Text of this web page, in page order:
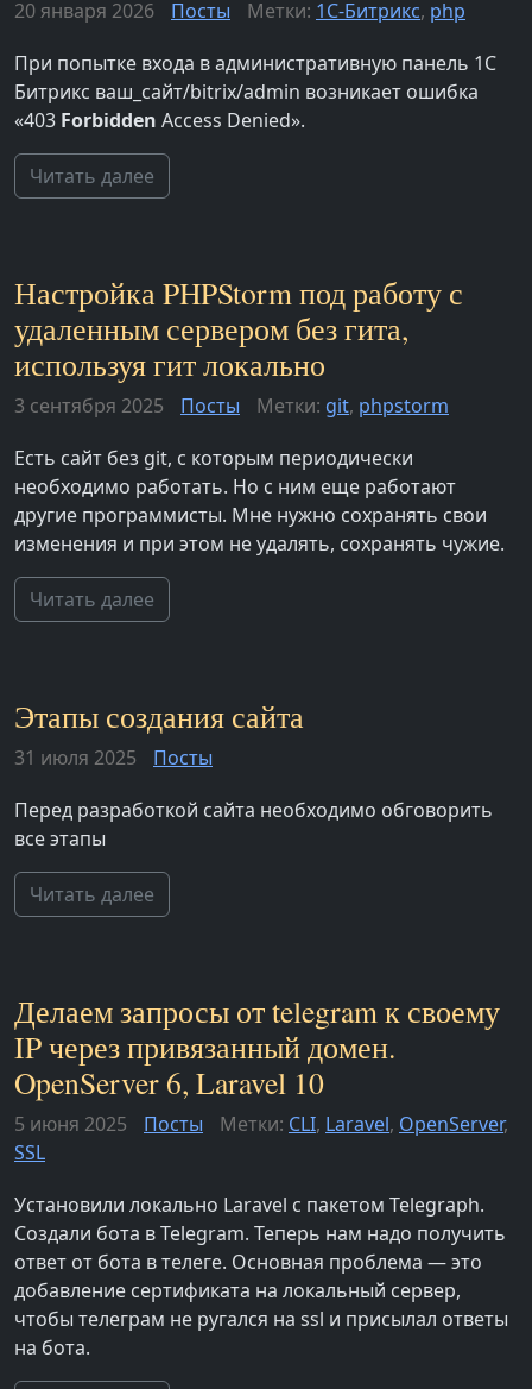
20 января 2026 Посты Метки: 1С-Битрикс, php
При попытке входа в административную панель 1С
Битрикс ваш_сайт/bitrix/admin возникает ошибка
«403 Forbidden Access Denied».
Читать далее
Настройка PHPStorm под работу с
удаленным сервером без гита,
используя гит локально
3 сентября 2025 Посты Метки: git, phpstorm
Есть сайт без git, с которым периодически
необходимо работать. Но с ним еще работают
другие программисты. Мне нужно сохранять свои
изменения и при этом не удалять, сохранять чужие.
Читать далее
Этапы создания сайта
31 июля 2025
Посты
Перед разработкой сайта необходимо обговорить
все этапы
Читать далее
Делаем запросы от telegram к своему
IP через привязанный домен.
OpenServer 6, Laravel 10
5 июня 2025 Посты Метки: CLI, Laravel, OpenServer,
SSL
Установили локально Laravel с пакетом Telegraph.
Создали бота в Telegram. Теперь нам надо получить
ответ от бота в телеге. Основная проблема — это
добавление сертификата на локальный сервер,
чтобы телеграм не ругался на ssl и присылал ответы
на бота.